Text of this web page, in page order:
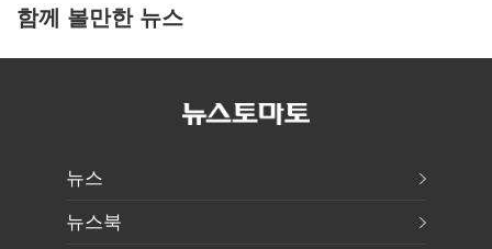
함께 볼만한 뉴스
뉴스
뉴스북